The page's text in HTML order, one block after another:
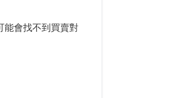
能會找不到買賣對